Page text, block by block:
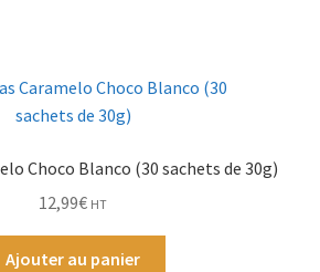
Choco Blanco (30 sachets de 30g)
12,99€ HT
Ajouter au panier